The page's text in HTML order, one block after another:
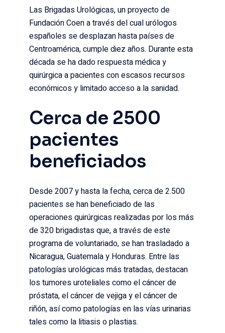
Las Brigadas Urológicas, un proyecto de
Fundación Coen a través del cual urólogos
españoles se desplazan hasta países de
Centroamérica, cumple diez años. Durante esta
década se ha dado respuesta médica y
quirúrgica a pacientes con escasos recursos
económicos y limitado acceso a la sanidad.
Cerca de 2500
pacientes
beneficiados
Desde 2007 y hasta la fecha, cerca de 2.500
pacientes se han beneficiado de las
operaciones quirúrgicas realizadas por los más
de 320 brigadistas que, a través de este
programa de voluntariado, se han trasladado a
Nicaragua, Guatemala y Honduras. Entre las
patologías urológicas más tratadas, destacan
los tumores uroteliales como el cáncer de
próstata, el cáncer de vejiga y el cáncer de
riñón, así como patologías en las vías urinarias
tales como la litiasis o plastias.